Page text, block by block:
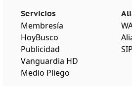
Servicios
Membresía
HoyBusco
Publicidad
Vanguardia HD
Medio Pliego
SIP